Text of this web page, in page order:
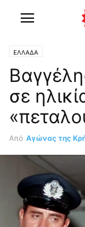
ΕΛΛΑΔΑ
σε
Από Αγώνας της